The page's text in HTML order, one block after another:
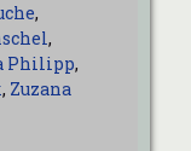
,
,
Philipp,
, Zuzana